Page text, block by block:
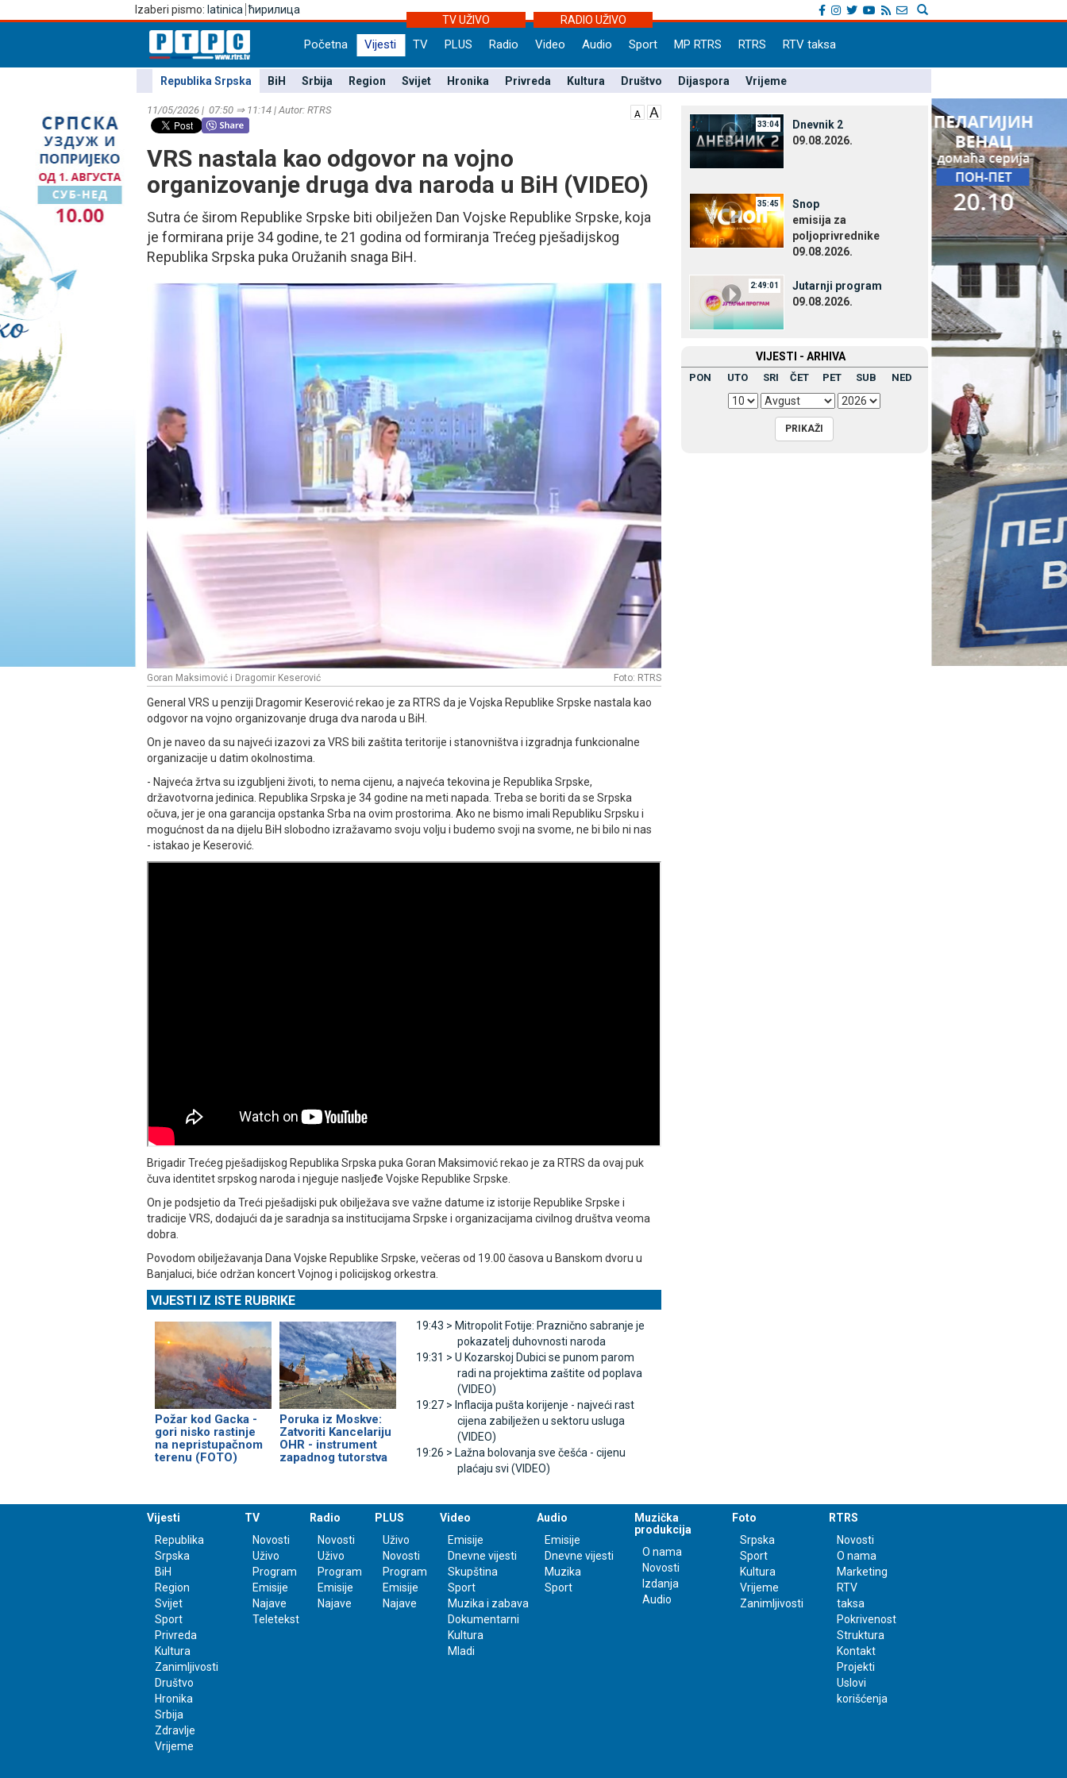
Izaberi pismo: latinica ћирилица
TV UŽIVO
RADIO UŽIVO
Početna Vijesti TV PLUS Radio Video Audio Sport MP RTRS RTRS RTV taksa
Republika Srpska BiH Srbija Region Svijet Hronika Privreda Kultura Društvo Dijaspora Vrijeme
11/05/2026 | 07:50 ⇒ 11:14 | Autor: RTRS
VRS nastala kao odgovor na vojno
organizovanje druga dva naroda u BiH (VIDEO)
Sutra će širom Republike Srpske biti obilježen Dan Vojske Republike Srpske, koja
je formirana prije 34 godine, te 21 godina od formiranja Trećeg pješadijskog
Republika Srpska puka Oružanih snaga BiH.
Goran Maksimović i Dragomir Keserović Foto: RTRS
General VRS u penziji Dragomir Keserović rekao je za RTRS da je Vojska Republike Srpske nastala kao
odgovor na vojno organizovanje druga dva naroda u BiH.
On je naveo da su najveći izazovi za VRS bili zaštita teritorije i stanovništva i izgradnja funkcionalne
organizacije u datim okolnostima.
- Najveća žrtva su izgubljeni životi, to nema cijenu, a najveća tekovina je Republika Srpske,
državotvorna jedinica. Republika Srpska je 34 godine na meti napada. Treba se boriti da se Srpska
očuva, jer je ona garancija opstanka Srba na ovim prostorima. Ako ne bismo imali Republiku Srpsku i
mogućnost da na dijelu BiH slobodno izražavamo svoju volju i budemo svoji na svome, ne bi bilo ni nas
- istakao je Keserović.
Brigadir Trećeg pješadijskog Republika Srpska puka Goran Maksimović rekao je za RTRS da ovaj puk
čuva identitet srpskog naroda i njeguje nasljeđe Vojske Republike Srpske.
On je podsjetio da Treći pješadijski puk obilježava sve važne datume iz istorije Republike Srpske i
tradicije VRS, dodajući da je saradnja sa institucijama Srpske i organizacijama civilnog društva veoma
dobra.
Povodom obilježavanja Dana Vojske Republike Srpske, večeras od 19.00 časova u Banskom dvoru u
Banjaluci, biće održan koncert Vojnog i policijskog orkestra.
VIJESTI IZ ISTE RUBRIKE
Požar kod Gacka -
gori nisko rastinje
na nepristupačnom
terenu (FOTO)
Poruka iz Moskve:
Zatvoriti Kancelariju
OHR - instrument
zapadnog tutorstva
19:43 > Mitropolit Fotije: Praznično sabranje je
pokazatelj duhovnosti naroda
19:31 > U Kozarskoj Dubici se punom parom
radi na projektima zaštite od poplava
(VIDEO)
19:27 > Inflacija pušta korijenje - najveći rast
cijena zabilježen u sektoru usluga
(VIDEO)
19:26 > Lažna bolovanja sve češća - cijenu
plaćaju svi (VIDEO)
33:04
Dnevnik 2
09.08.2026.
35:45
Snop
emisija za
poljoprivrednike
09.08.2026.
2:49:01
Јutarnji program
09.08.2026.
VIЈESTI - ARHIVA
PON UTO SRI ČET PET SUB NED
Vijesti
Republika
Srpska
BiH
Region
Svijet
Sport
Privreda
Kultura
Zanimljivosti
Društvo
Hronika
Srbija
Zdravlje
Vrijeme
TV
Novosti
Uživo
Program
Emisije
Najave
Teletekst
Radio
Novosti
Uživo
Program
Emisije
Najave
PLUS
Uživo
Novosti
Program
Emisije
Najave
Video
Emisije
Dnevne vijesti
Skupština
Sport
Muzika i zabava
Dokumentarni
Kultura
Mladi
Audio
Emisije
Dnevne vijesti
Muzika
Sport
Muzička
produkcija
O nama
Novosti
Izdanja
Audio
Foto
Srpska
Sport
Kultura
Vrijeme
Zanimljivosti
RTRS
Novosti
O nama
Marketing
RTV
taksa
Pokrivenost
Struktura
Kontakt
Projekti
Uslovi
korišćenja